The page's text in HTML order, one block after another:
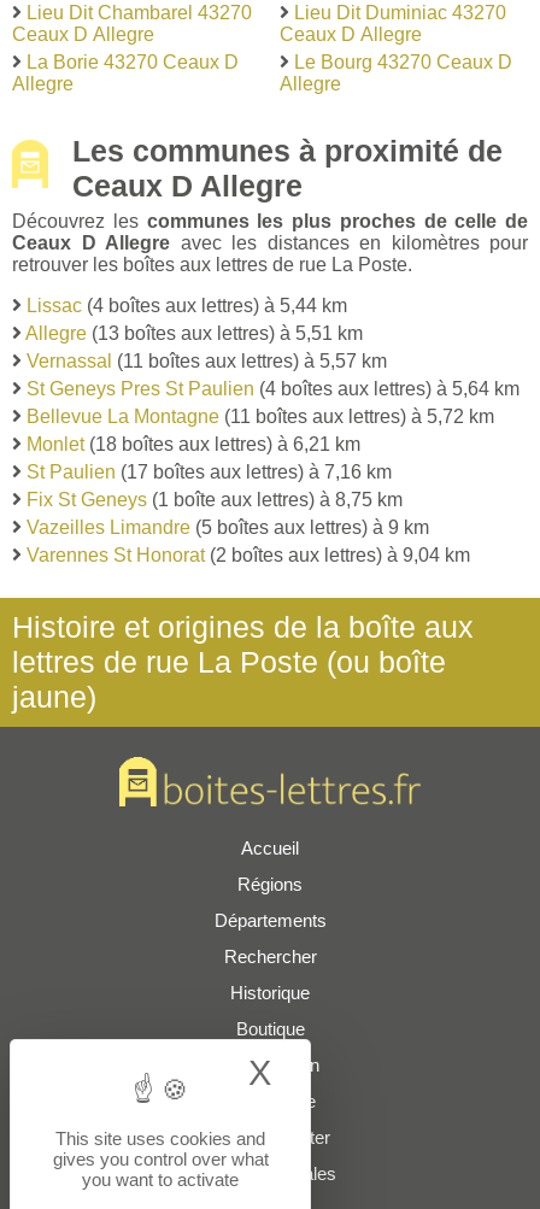
Lieu Dit Chambarel 43270
Ceaux D Allegre
La Borie 43270 Ceaux D
Allegre
Lieu Dit Duminiac 43270
Ceaux D Allegre
Le Bourg 43270 Ceaux D
Allegre
Les communes à proximité de
Ceaux D Allegre
Découvrez les communes les plus proches de celle de
Ceaux D Allegre avec les distances en kilomètres pour
retrouver les boîtes aux lettres de rue La Poste.
Lissac (4 boîtes aux lettres) à 5,44 km
Allegre (13 boîtes aux lettres) à 5,51 km
Vernassal (11 boîtes aux lettres) à 5,57 km
St Geneys Pres St Paulien (4 boîtes aux lettres) à 5,64 km
Bellevue La Montagne (11 boîtes aux lettres) à 5,72 km
Monlet(18 boîtes aux lettres) à 6,21 km
St Paulien (17 boîtes aux lettres) à 7,16 km
Fix St Geneys (1 boîte aux lettres) à 8,75 km
Vazeilles Limandre (5 boîtes aux lettres) à 9 km
Varennes St Honorat(2 boîtes aux lettres) à 9,04 km
Histoire et origines de la boîte aux
lettres de rue La Poste (ou boîte
jaune)
Accueil
Régions
Départements
Rechercher
Historique
Boutique
Présentation
Plan du site
Nous contacter
Mentions légales
This site uses cookies and
gives you control over what
you want to activate
X Hide cookie